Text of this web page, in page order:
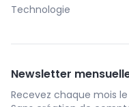
Technologie
Newsletter
Recevez chaque mois